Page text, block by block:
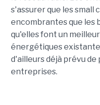
s'assurer que les small
encombrantes que les
qu'elles font un
énergétiques
d'ailleurs déjà prévu de
entreprises.